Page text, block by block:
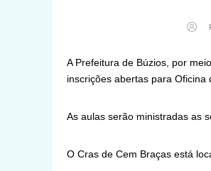
A Prefeitura de Búzios, por
inscrições abertas para Oficina
As aulas serão ministradas as
O Cras de Cem Braças está